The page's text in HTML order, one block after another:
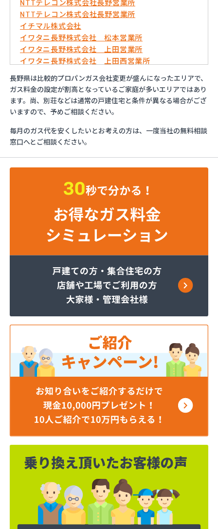
NTTテレコン株式会社長野営業所
NTTテレコン株式会社長野営業所
イチマル株式会社
イワタニ長野株式会社 松本営業所
イワタニ長野株式会社 上田営業所
イワタニ長野株式会社 上田西営業所
イワタニ長野株式会社 佐久営業所
イワタニ長野株式会社 長野営業所
エッソ・ガスセンター長野
ガスネット佐久
サンリン株式会社
サンリン株式会社 松本オートガススタンド
サンリン株式会社 長野南支店
サンリン株式会社 松本支店
ミヤバラガス株式会社
伊丹産業株式会社 長野工場
伊丹産業株式会社 千曲営業所
一之瀬電器瓦斯サービス
岡谷酸素株式会社 佐久営業所
岡谷酸素株式会社 松本営業所
岡谷酸素株式会社 長野営業所
貝印石油株式会社 長野支店
株式会社エナジー内山
株式会社カワネン 本社・ガス事業部
株式会社クレックス 長野営業所
株式会社サイサン 佐久営業所
株式会社サイサン 千曲営業所
株式会社サイサン 長野支店
株式会社サイサン 東御営業所
株式会社セリタ
株式会社セリタ 上田営業所
株式会社タカサワ長野営業所LPG
株式会社ホームエネルギー長野 長野センター
株式会社リビック長野
株式会社叶屋
株式会社高木屋プロパン部
株式会社森田
長野県は比較的プロパンガス会社変更が盛んになったエリアで、
ガス料金の設定が割高となっているご家庭が多いエリアではあり
ます。尚、別荘などは通常の戸建住宅と条件が異なる場合がござ
いますので、予めご相談ください。
毎月のガス代を安くしたいとお考えの方は、一度当社の無料相談
窓口へとご相談ください。